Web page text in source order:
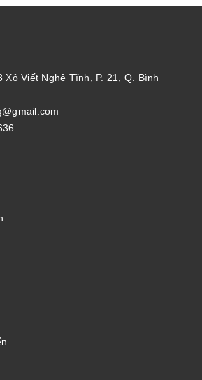
Xô Viết Nghệ Tĩnh, P. 21, Q. Bình